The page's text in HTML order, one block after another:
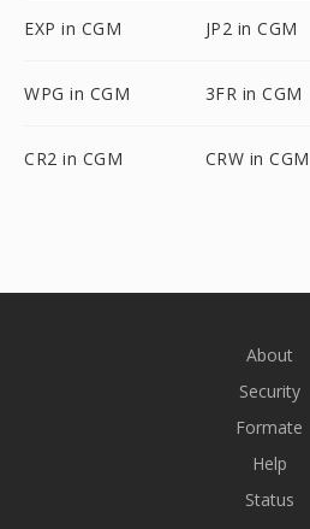
EXP in CGM JP2 in CGM
WPG in CGM 3FR in CGM
CR2 in CGM CRW in CGM
About
Security
Formate
Help
Status